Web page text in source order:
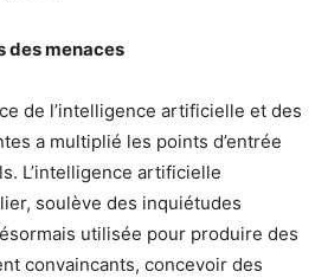
des menaces
de l’intelligence artificielle et des
a multiplié les points d’entrée
L’intelligence artificielle
soulève des inquiétudes
utilisée pour produire des
convaincants, concevoir des